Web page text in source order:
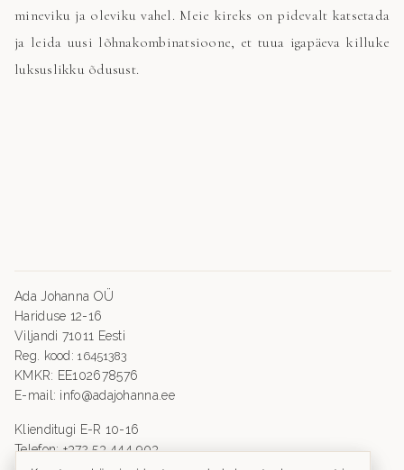
mineviku ja oleviku vahel. Meie kireks on pidevalt katsetada
ja leida uusi lõhnakombinatsioone, et tuua igapäeva killuke
luksuslikku õdusust.
Ada Johanna OÜ
Hariduse 12-16
Viljandi 71011 Eesti
Reg. kood:16451383
KMKR: EE102678576
E-mail: info@adajohanna.ee
Klienditugi E-R 10-16
Telefon: +372 53 444 903